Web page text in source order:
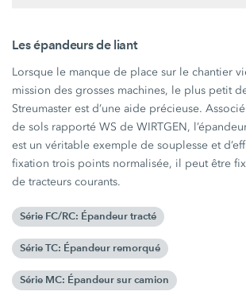
Les épandeurs de liant
Lorsque le manque de place sur le chantier
mission des grosses machines, le plus petit
Streumaster est d’une aide précieuse.
de sols rapporté WS de WIRTGEN,
est un véritable exemple de souplesse et
fixation trois points normalisée, il peut être
de tracteurs courants.
Série FC/RC: Épandeur tracté
Série TC: Épandeur remorqué
Série MC: Épandeur sur camion